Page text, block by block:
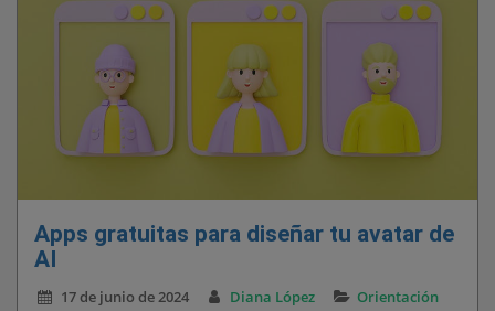
Apps gratuitas para diseñar tu avatar de
AI
17 de junio de 2024 Diana López
Orientación